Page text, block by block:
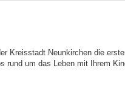
Kreisstadt Neunkirchen die
rund um das Leben mit Ihrem